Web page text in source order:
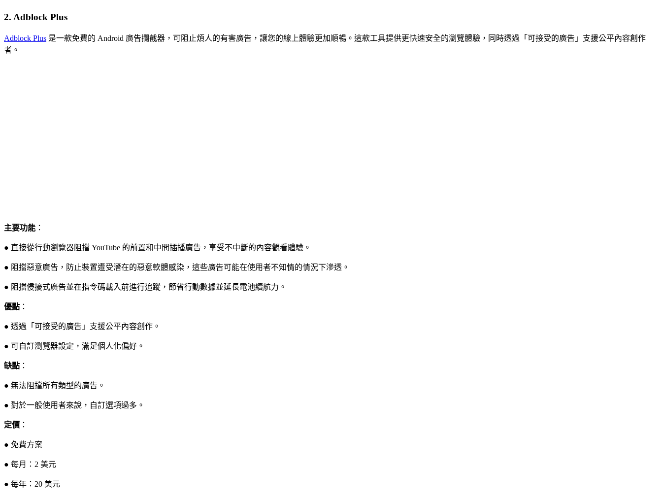
2. Adblock Plus
Adblock Plus 是一款免費的 Android 廣告攔截器，可阻止煩人的有害廣告，讓您的線上體驗更加順暢。這款工具提供更快速安全的瀏覽體驗，同時透過「可接受的廣告」支援公平內容創作
者。
主要功能 ：
● 直接從行動瀏覽器阻擋 YouTube 的前置和中間插播廣告，享受不中斷的內容觀看體驗。
● 阻擋惡意廣告，防止裝置遭受潛在的惡意軟體感染，這些廣告可能在使用者不知情的情況下滲透。
● 阻擋侵擾式廣告並在指令碼載入前進行追蹤，節省行動數據並延長電池續航力。
優點 ：
● 透過「可接受的廣告」支援公平內容創作。
● 可自訂瀏覽器設定，滿足個人化偏好。
缺點 ：
● 無法阻擋所有類型的廣告。
● 對於一般使用者來說，自訂選項過多。
定價 ：
● 免費方案
● 每月：2 美元
● 每年：20 美元